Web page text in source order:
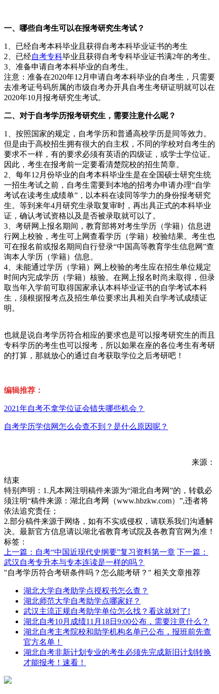
一、哪些自考生可以在报考研究生考试？
1、已经自考本科毕业且获得自考本科毕业证书的考生
2、已经自考专科毕业且获得自考专科毕业证书满2年的考生。
3、准备申请自考本科毕业的自考生。
注意：准备在2020年12月申请自考本科毕业的自考生，只需要
去准考证号码所属的市级自考办开具自考生考研证明就可以在
2020年10月报考研究生考试。
二、对于自考学历报考研究生，需要注意什么呢？
1、按照国家的规定，自考学历和普通高校学历是同等效力。
但是由于高校招生拥有很大的自主权，不同的学校对自考生的
要求不一样，有的要求必须有英语的四级证，或学士学位证。
因此，考生在报考前一定要看清楚院校的招生简章。
2、每年12月份毕业的自考本科毕业生是在全国硕士研究生统
一招生考试之前，自考生需要到本地的招考办申请办理“自学
考试在读考生成绩单”，以本科在读同等学力的身份报考研究
生。等到来年4月研究生录取复审时，再出具正式的本科毕业
证，确认考试资格以及是否被录取就可以了。
3、考研网上报名期间，教育部将对考生学历（学籍）信息进
行网上校验，考生可上网查看学历（学籍）校验结果。考生也
可在报名前或报名期间自行登录“中国高等教育学生信息网”查
询本人学历（学籍）信息。
4、未能通过学历（学籍）网上校验的考生应在招生单位规定
时间内完成学历（学籍）核验。在网上报名时尚未取得，但录
取当年入学前可取得国家承认本科毕业证书的自学考试本科
生，须根据报考点及招生单位要求出具相关自学考试成绩证
明。
也就是说自考学历符合相应的要求也是可以报考研究生的而且
专科学历的考生也可以报考，所以如果在座的各位考生有考研
的打算，那就放心的通过自考获取学位之后考研吧！
编辑推荐：
2021年自考不拿学位证会错失哪些机会？
自考学历学信网怎么会查不到？是什么原因呢？
来源：
结束
特别声明：1.凡本网注明稿件来源为“湖北自考网”的，转载必
须注明“稿件来源：湖北自考网（www.hbzkw.com）”,违者将
依法追究责任；
2.部分稿件来源于网络，如有不实或侵权，请联系我们沟通解
决。最新官方信息请以湖北省教育考试院及各教育官网为准！
标签：
上一篇：自考“中国近现代史纲要”复习资料第一章 下一篇：
武汉自考专升本与专本连读是一样的吗？
"自考学历符合考研条件吗？怎么能考研？" 相关文章推荐
湖北大学自考助学点授权书怎么查？
湖北师范大学自考助学点哪家好？
武汉主流正规自考助学单位怎么找？看这就对了!
湖北自考10月成绩11月18日9:00公布，需要注意什么？
湖北自考主考院校和助学机构名单已公布，报班前先查
官方名单！
湖北自考非新计划专业的考生必须先完成新旧计划转换
才能报考！速看！